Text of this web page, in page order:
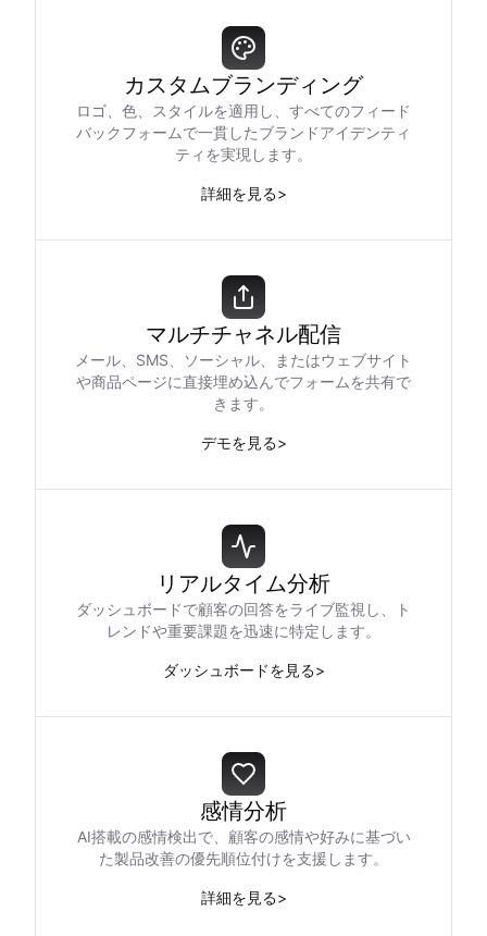
カスタムブランディング
ロゴ、色、スタイルを適用し、すべてのフィード
バックフォームで一貫したブランドアイデンティ
ティを実現します。
詳細を見る>
マルチチャネル配信
メール、SMS、ソーシャル、またはウェブサイト
や商品ページに直接埋め込んでフォームを共有で
きます。
デモを見る>
リアルタイム分析
ダッシュボードで顧客の回答をライブ監視し、ト
レンドや重要課題を迅速に特定します。
ダッシュボードを見る>
感情分析
AI搭載の感情検出で、顧客の感情や好みに基づい
た製品改善の優先順位付けを支援します。
詳細を見る>